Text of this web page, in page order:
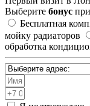
Выберите бонус
Бесплатная
мойку радиаторов
обработка